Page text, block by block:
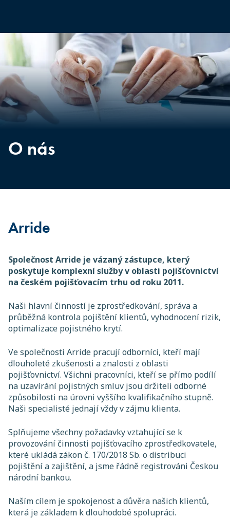
O nás
Arride
Společnost Arride je vázaný zástupce, který
poskytuje komplexní služby v oblasti pojišťovnictví
na českém pojišťovacím trhu od roku 2011.
Naši hlavní činností je zprostředkování, správa a
průběžná kontrola pojištění klientů, vyhodnocení rizik,
optimalizace pojistného krytí.
Ve společnosti Arride pracují odborníci, kteří mají
dlouholeté zkušenosti a znalosti z oblasti
pojišťovnictví. Všichni pracovníci, kteří se přímo podílí
na uzavírání pojistných smluv jsou držiteli odborné
způsobilosti na úrovni vyššího kvalifikačního stupně.
Naši specialisté jednají vždy v zájmu klienta.
Splňujeme všechny požadavky vztahující se k
provozování činnosti pojišťovacího zprostředkovatele,
které ukládá zákon č. 170/2018 Sb. o distribuci
pojištění a zajištění, a jsme řádně registrováni Českou
národní bankou.
Naším cílem je spokojenost a důvěra našich klientů,
která je základem k dlouhodobé spolupráci.